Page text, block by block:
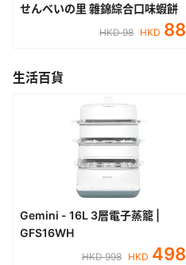
せんべいの里 雜錦綜合口味蝦餅
HKD 98 HKD 88
生活百貨
Gemini - 16L 3層電子蒸籠 |
GFS16WH
HKD 998 HKD 498